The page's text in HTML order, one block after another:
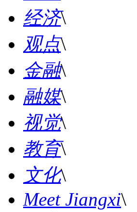
经济\
观点\
金融\
融媒\
视觉\
教育\
文化\
Meet Jiangxi\